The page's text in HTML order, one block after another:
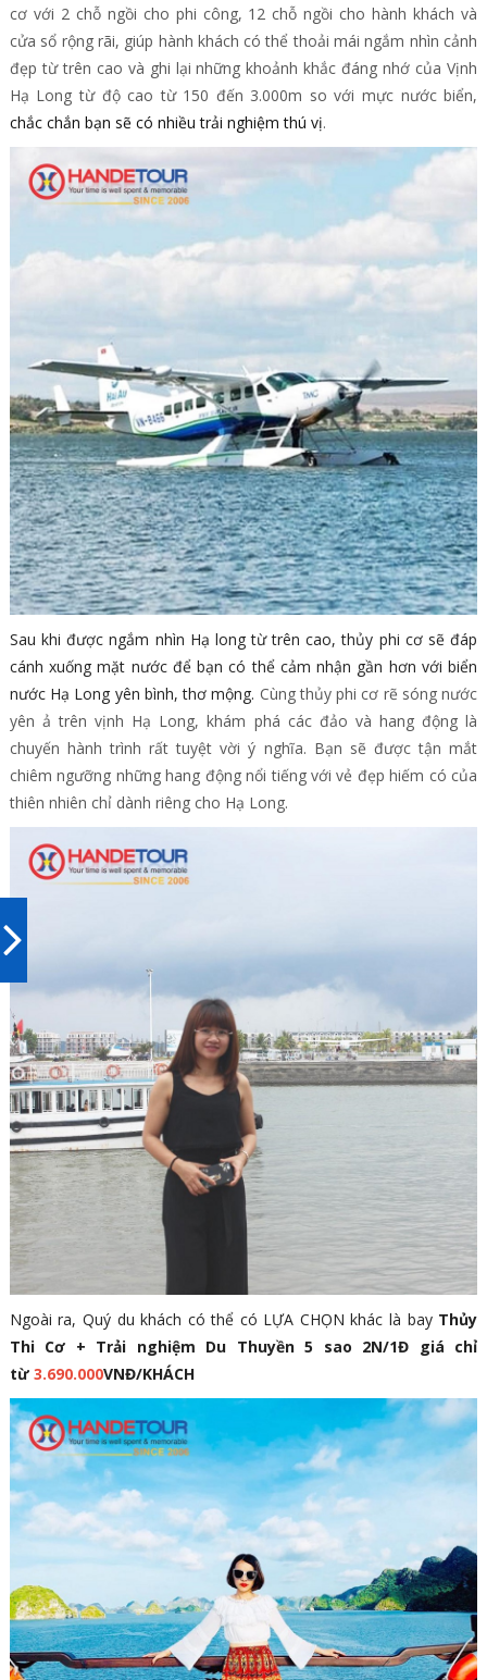
cơ với 2 chỗ ngồi cho phi công, 12 chỗ ngồi cho hành khách và
cửa sổ rộng rãi, giúp hành khách có thể thoải mái ngắm nhìn cảnh
đẹp từ trên cao và ghi lại những khoảnh khắc đáng nhớ của Vịnh
Hạ Long từ độ cao từ 150 đến 3.000m so với mực nước biển,
chắc chắn bạn sẽ có nhiều trải nghiệm thú vị.
Sau khi được ngắm nhìn Hạ long từ trên cao, thủy phi cơ sẽ đáp
cánh xuống mặt nước để bạn có thể cảm nhận gần hơn với biển
nước Hạ Long yên bình, thơ mộng. Cùng thủy phi cơ rẽ sóng nước
yên ả trên vịnh Hạ Long, khám phá các đảo và hang động là
chuyến hành trình rất tuyệt vời ý nghĩa. Bạn sẽ được tận mắt
chiêm ngưỡng những hang động nổi tiếng với vẻ đẹp hiếm có của
thiên nhiên chỉ dành riêng cho Hạ Long.
Ngoài ra, Quý du khách có thể có LỰA CHỌN khác là bay Thủy
Thi Cơ + Trải nghiệm Du Thuyền 5 sao 2N/1Đ giá chỉ
từ 3.690.000VNĐ/KHÁCH